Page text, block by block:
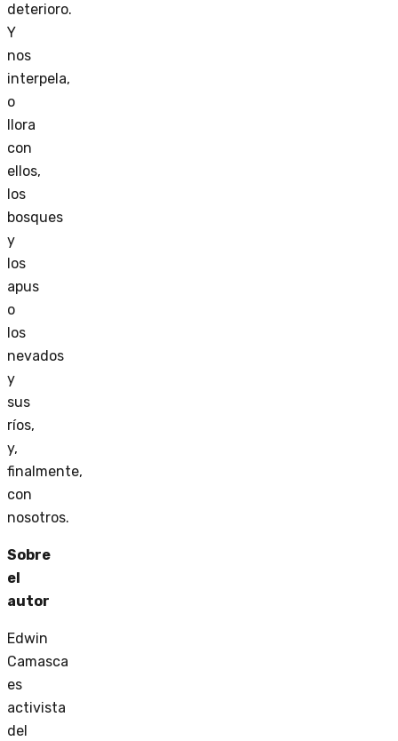
deterioro.
Y
nos
interpela,
o
llora
con
ellos,
los
bosques
y
los
apus
o
los
nevados
y
sus
ríos,
y,
finalmente,
con
nosotros.
Sobre
el
autor
Edwin
Camasca
es
activista
del